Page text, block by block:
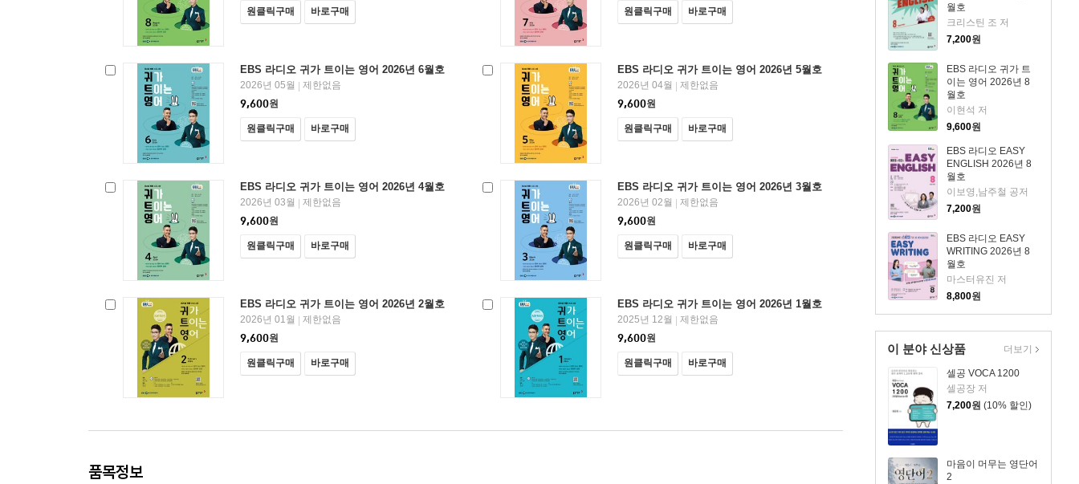
월호
크리스틴 조 저
7,200원
EBS 라디오 귀가 트
이는 영어 2026년 8
월호
이현석 저
9,600원
EBS 라디오 EASY
ENGLISH 2026년 8
월호
이보영,남주철 공저
7,200원
EBS 라디오 EASY
WRITING 2026년 8
월호
마스터유진 저
8,800원
이 분야 신상품
셀공 VOCA 1200
셀공장 저
7,200원 (10% 할인)
마음이 머무는 영단어
2
더보기
원클릭구매 바로구매 원클릭구매 바로구매
EBS 라디오 귀가 트이는 영어 2026년 6월호
2026년 05월
제한없음
9,600원
원클릭구매 바로구매
EBS 라디오 귀가 트이는 영어 2026년 5월호
2026년 04월
제한없음
9,600원
원클릭구매 바로구매
EBS 라디오 귀가 트이는 영어 2026년 4월호
2026년 03월
제한없음
9,600원
원클릭구매 바로구매
EBS 라디오 귀가 트이는 영어 2026년 3월호
2026년 02월
제한없음
9,600원
원클릭구매 바로구매
EBS 라디오 귀가 트이는 영어 2026년 2월호
2026년 01월
제한없음
9,600원
원클릭구매 바로구매
EBS 라디오 귀가 트이는 영어 2026년 1월호
2025년 12월
제한없음
9,600원
원클릭구매 바로구매
품목정보